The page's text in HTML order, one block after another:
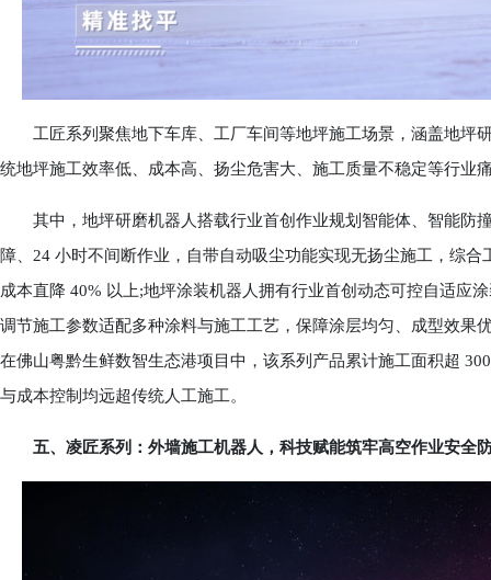
工匠系列聚焦地下车库、工厂车间等地坪施工场景，涵盖地坪
统地坪施工效率低、成本高、扬尘危害大、施工质量不稳定等行业
其中，地坪研磨机器人搭载行业首创作业规划智能体、智能防
障、24 小时不间断作业，自带自动吸尘功能实现无扬尘施工，综
成本直降 40% 以上;地坪涂装机器人拥有行业首创动态可控自适应
调节施工参数适配多种涂料与施工工艺，保障涂层均匀、成型效果
在佛山粤黔生鲜数智生态港项目中，该系列产品累计施工面积超
与成本控制均远超传统人工施工。
五、凌匠系列：外墙施工机器人，科技赋能筑牢高空作业安全